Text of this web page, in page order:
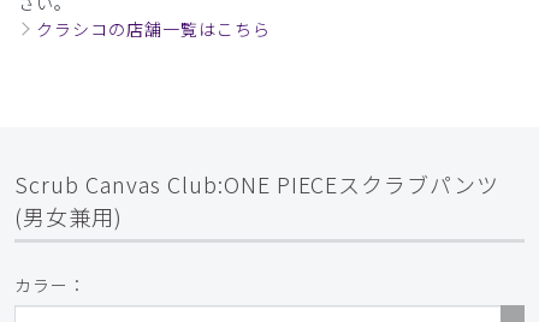
クラシコの店舗一覧はこちら
Scrub Canvas Club:ONE PIECEスクラブパンツ
(男女兼用)
カラー：